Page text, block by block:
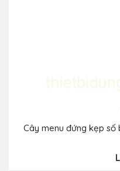
Cây menu đứng kẹp số